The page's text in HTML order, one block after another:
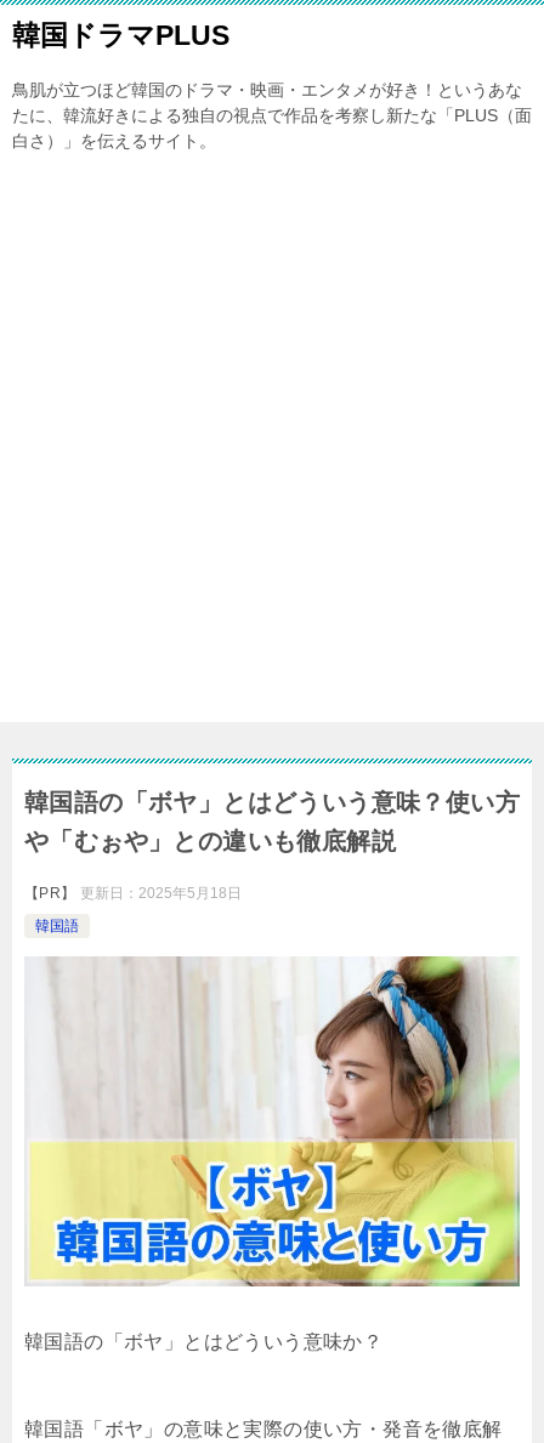
韓国ドラマPLUS
鳥肌が立つほど韓国のドラマ・映画・エンタメが好き！というあな
たに、韓流好きによる独自の視点で作品を考察し新たな「PLUS（面
白さ）」を伝えるサイト。
韓国語の「ボヤ」とはどういう意味？使い方
や「むぉや」との違いも徹底解説
【PR】 更新日：2025年5月18日
韓国語
韓国語の「ボヤ」とはどういう意味か？
韓国語「ボヤ」の意味と実際の使い方・発音を徹底解